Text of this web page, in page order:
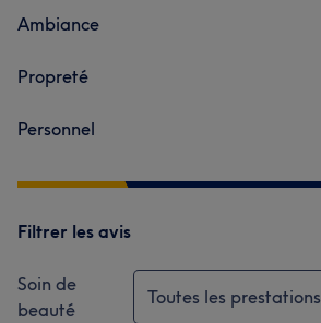
Ambiance
Propreté
Personnel
Filtrer les avis
Soin de
beauté
Toutes les prestations